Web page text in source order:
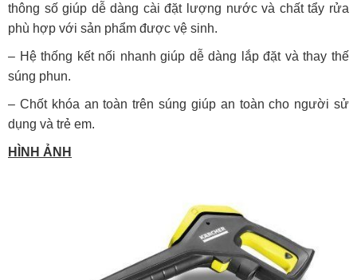
thông số giúp dễ dàng cài đặt lượng nước và chất tẩy rửa
phù hợp với sản phẩm được vệ sinh.
– Hệ thống kết nối nhanh giúp dễ dàng lắp đặt và thay thế
súng phun.
– Chốt khóa an toàn trên súng giúp an toàn cho người sử
dụng và trẻ em.
HÌNH ẢNH